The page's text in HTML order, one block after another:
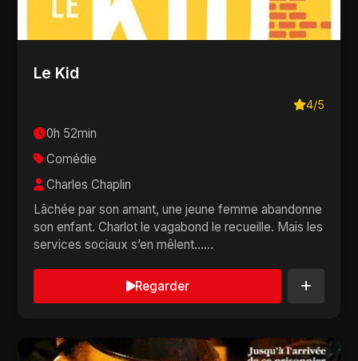
Le Kid
4/5
0h 52min
Comédie
Charles Chaplin
Lâchée par son amant, une jeune femme abandonne
son enfant. Charlot le vagabond le recueille. Mais les
services sociaux s’en mêlent......
Regarder